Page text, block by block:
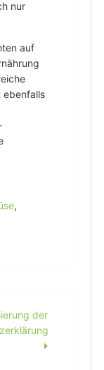
nur
auf
ebenfalls
,
der